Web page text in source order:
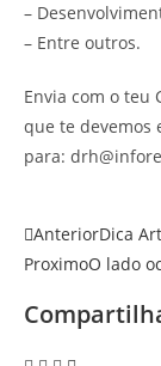
–
– Entre outros.
Envia com o teu
que te devemos
para:
AnteriorDica
ProximoO lado